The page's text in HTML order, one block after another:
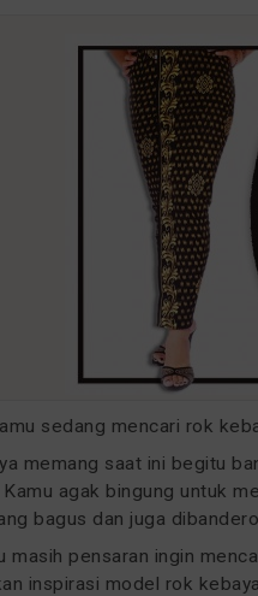
sedang mencari rok
memang saat ini begitu
agak bingung untuk
bagus dan juga
masih pensaran ingin
inspirasi model rok